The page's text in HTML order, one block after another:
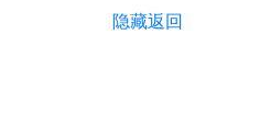
隐藏返回